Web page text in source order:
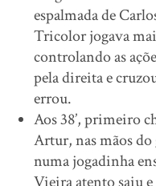
espalmada de
Tricolor jogava
controlando as
pela direita e
errou.
Aos 38’, primeiro
Artur, nas mãos
numa jogadinha